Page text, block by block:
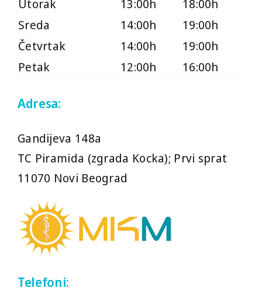
Utorak
13:00h
18:00h
Sreda
14:00h
19:00h
Četvrtak
14:00h
19:00h
Petak
12:00h 16:00h
Adresa:
Gandijeva 148a
TC Piramida (zgrada Kocka); Prvi sprat
11070 Novi Beograd
Telefoni: